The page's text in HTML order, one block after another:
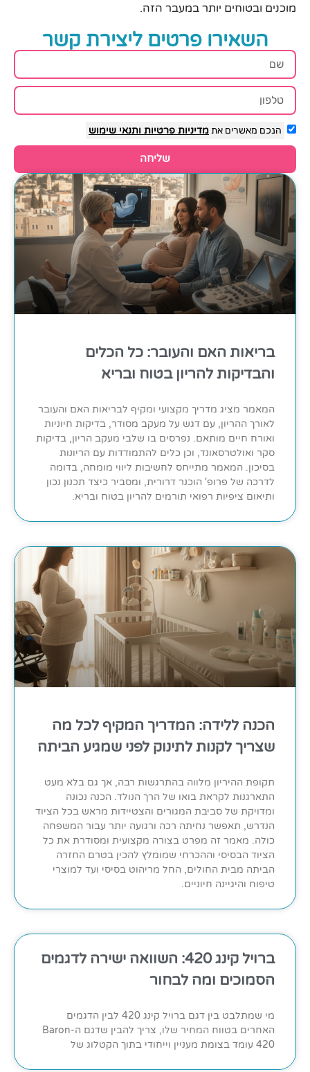
מוכנים ובטוחים יותר במעבר הזה.
השאירו פרטים ליצירת קשר
הנכם מאשרים אתמדיניות פרטיות ותנאי שימוש
שליחה
בריאות האם והעובר: כל הכלים
והבדיקות להריון בטוח ובריא
המאמר מציג מדריך מקצועי ומקיף לבריאות האם והעובר
לאורך ההריון, עם דגש על מעקב מסודר, בדיקות חיוניות
ואורח חיים מותאם. נפרסים בו שלבי מעקב הריון, בדיקות
סקר ואולטרסאונד, וכן כלים להתמודדות עם הריונות
בסיכון. המאמר מתייחס לחשיבות ליווי מומחה, בדומה
לדרכה של פרופ' הוכנר דרורית, ומסביר כיצד תכנון נכון
ותיאום ציפיות רפואי תורמים להריון בטוח ובריא.
הכנה ללידה: המדריך המקיף לכל מה
שצריך לקנות לתינוק לפני שמגיע הביתה
תקופת ההיריון מלווה בהתרגשות רבה, אך גם בלא מעט
התארגנות לקראת בואו של הרך הנולד. הכנה נכונה
ומדויקת של סביבת המגורים והצטיידות מראש בכל הציוד
הנדרש, תאפשר נחיתה רכה ורגועה יותר עבור המשפחה
כולה. מאמר זה מפרט בצורה מקצועית ומסודרת את כל
הציוד הבסיסי וההכרחי שמומלץ להכין בטרם החזרה
הביתה מבית החולים, החל מריהוט בסיסי ועד למוצרי
טיפוח והיגיינה חיוניים.
ברויל קינג 420: השוואה ישירה לדגמים
הסמוכים ומה לבחור
מי שמתלבט בין דגם ברויל קינג 420 לבין הדגמים
האחרים בטווח המחיר שלו, צריך להבין שדגם ה-Baron
420 עומד בצומת מעניין וייחודי בתוך הקטלוג של